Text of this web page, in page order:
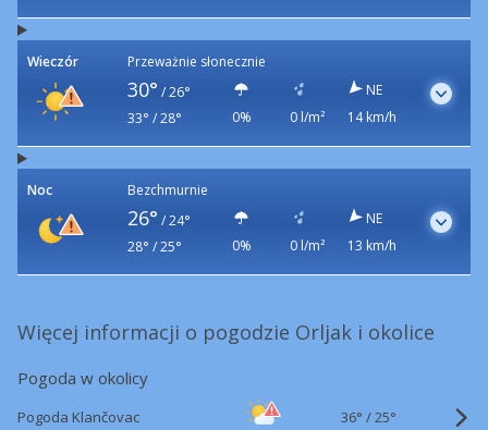
Wieczór Przeważnie słonecznie
30° / 26°
33° / 28°
0% 0 l/m²
NE
14 km/h
Noc Bezchmurnie
26° / 24°
28° / 25°
0% 0 l/m²
NE
13 km/h
Więcej informacji o pogodzie Orljak i okolice
Pogoda w okolicy
Pogoda Klančovac 36° /25°